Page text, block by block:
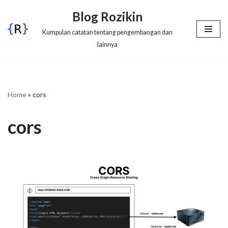
Lompat
Blog Rozikin
Kumpulan catatan tentang pengembangan dan
lainnya
Home» cors
cors